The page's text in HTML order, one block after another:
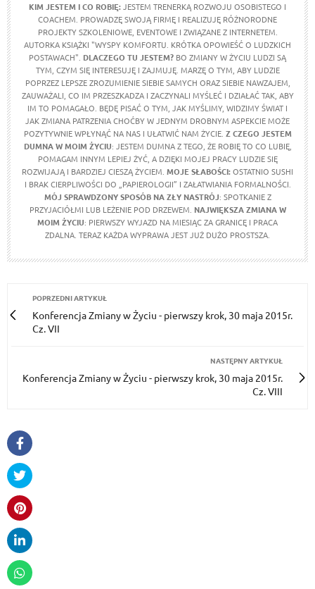
KIM JESTEM I CO ROBIĘ:JESTEM TRENERKĄ ROZWOJU OSOBISTEGO I
COACHEM. PROWADZĘ SWOJĄ FIRMĘ I REALIZUJĘ RÓŻNORODNE
PROJEKTY SZKOLENIOWE, EVENTOWE I ZWIĄZANE Z INTERNETEM.
AUTORKA KSIĄŻKI "WYSPY KOMFORTU. KRÓTKA OPOWIEŚĆ O LUDZKICH
POSTAWACH". DLACZEGO TU JESTEM? BO ZMIANY W ŻYCIU LUDZI SĄ
TYM, CZYM SIĘ INTERESUJĘ I ZAJMUJĘ. MARZĘ O TYM, ABY LUDZIE
POPRZEZ LEPSZE ZROZUMIENIE SIEBIE SAMYCH ORAZ SIEBIE NAWZAJEM,
ZAUWAŻALI, CO IM PRZESZKADZA I ZACZYNALI MYŚLEĆ I DZIAŁAĆ TAK, ABY
IM TO POMAGAŁO. BĘDĘ PISAĆ O TYM, JAK MYŚLIMY, WIDZIMY ŚWIAT I
JAK ZMIANA PATRZENIA CHOĆBY W JEDNYM DROBNYM ASPEKCIE MOŻE
POZYTYWNIE WPŁYNĄĆ NA NAS I UŁATWIĆ NAM ŻYCIE. Z CZEGO JESTEM
DUMNA W MOIM ŻYCIU: JESTEM DUMNA Z TEGO, ŻE ROBIĘ TO CO LUBIĘ,
POMAGAM INNYM LEPIEJ ŻYĆ, A DZIĘKI MOJEJ PRACY LUDZIE SIĘ
ROZWIJAJĄ I BARDZIEJ CIESZĄ ŻYCIEM. MOJE SŁABOŚCI:OSTATNIO SUSHI
I BRAK CIERPLIWOŚCI DO „PAPIEROLOGII” I ZAŁATWIANIA FORMALNOŚCI.
MÓJ SPRAWDZONY SPOSÓB NA ZŁY NASTRÓJ: SPOTKANIE Z
PRZYJACIÓŁMI LUB LEŻENIE POD DRZEWEM. NAJWIĘKSZA ZMIANA W
MOIM ŻYCIU: PIERWSZY WYJAZD NA MIESIĄC ZA GRANICĘ I PRACA
ZDALNA. TERAZ KAŻDA WYPRAWA JEST JUŻ DUŻO PROSTSZA.
POPRZEDNI ARTYKUŁ
Konferencja Zmiany w Życiu - pierwszy krok, 30 maja 2015r.
Cz. VII
NASTĘPNY ARTYKUŁ
Konferencja Zmiany w Życiu - pierwszy krok, 30 maja 2015r.
Cz. VIII